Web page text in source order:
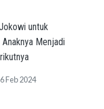
untuk
Menjadi
Feb 2024